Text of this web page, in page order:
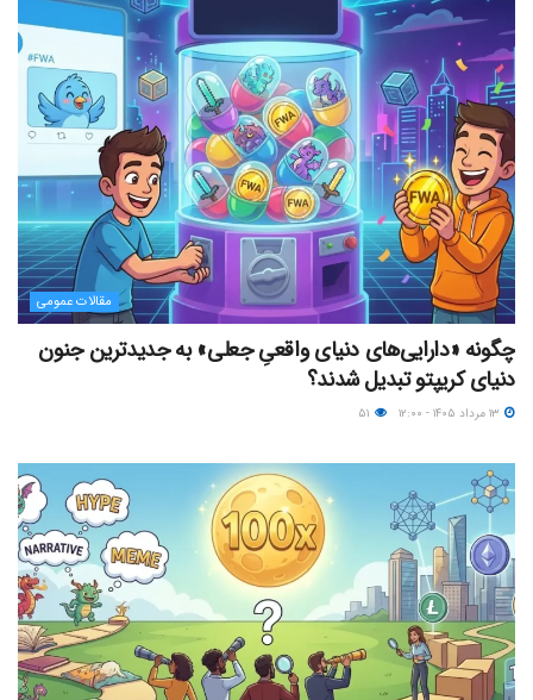
مقالات عمومی
چگونه «دارایی‌های دنیای واقعیِ جعلی» به جدیدترین جنون
دنیای کریپتو تبدیل شدند؟